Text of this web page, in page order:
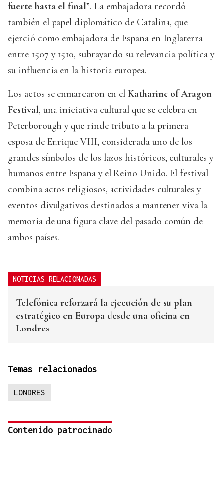
fuerte hasta el final”. La embajadora recordó
también el papel diplomático de Catalina, que
ejerció como embajadora de España en Inglaterra
entre 1507 y 1510, subrayando su relevancia política y
su influencia en la historia europea.
Los actos se enmarcaron en el Katharine of Aragon
Festival, una iniciativa cultural que se celebra en
Peterborough y que rinde tributo a la primera
esposa de Enrique VIII, considerada uno de los
grandes símbolos de los lazos históricos, culturales y
humanos entre España y el Reino Unido. El festival
combina actos religiosos, actividades culturales y
eventos divulgativos destinados a mantener viva la
memoria de una figura clave del pasado común de
ambos países.
NOTICIAS RELACIONADAS
Telefónica reforzará la ejecución de su plan
estratégico en Europa desde una oficina en
Londres
Temas relacionados
LONDRES
Contenido patrocinado